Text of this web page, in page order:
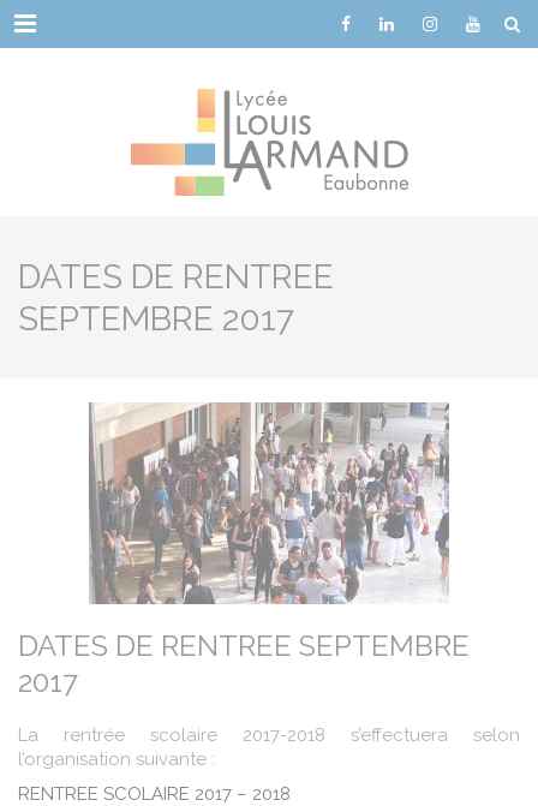
Menu
DATES DE RENTREE
SEPTEMBRE 2017
DATES DE RENTREE SEPTEMBRE
2017
La rentrée scolaire 2017-2018 s’effectuera selon
l’organisation suivante :
RENTREE SCOLAIRE 2017 – 2018
Cookies management panel